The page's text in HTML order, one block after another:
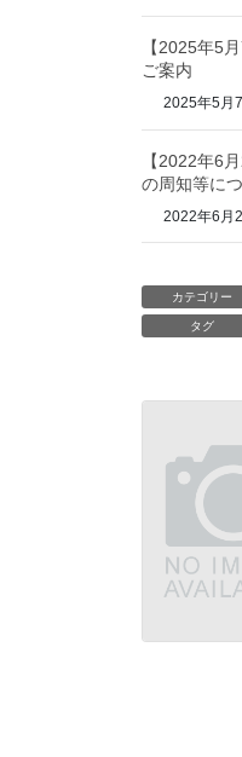
【2025年5
ご案内
2025年5月
【2022年6
の周知等に
2022年6月
カテゴリー
タグ